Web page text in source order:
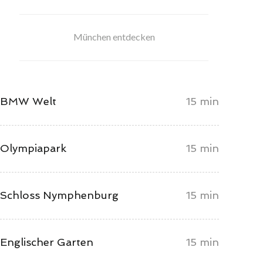
München entdecken
BMW Welt 15 min
Olympiapark 15 min
Schloss Nymphenburg 15 min
Englischer Garten 15 min